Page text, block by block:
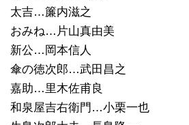
太吉…簾内滋之
おみね…片山真由美
新公…岡本信人
傘の徳次郎…武田昌之
嘉助…里木佐甫良
和泉屋吉右衛門…小栗一也